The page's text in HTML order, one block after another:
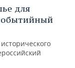
для